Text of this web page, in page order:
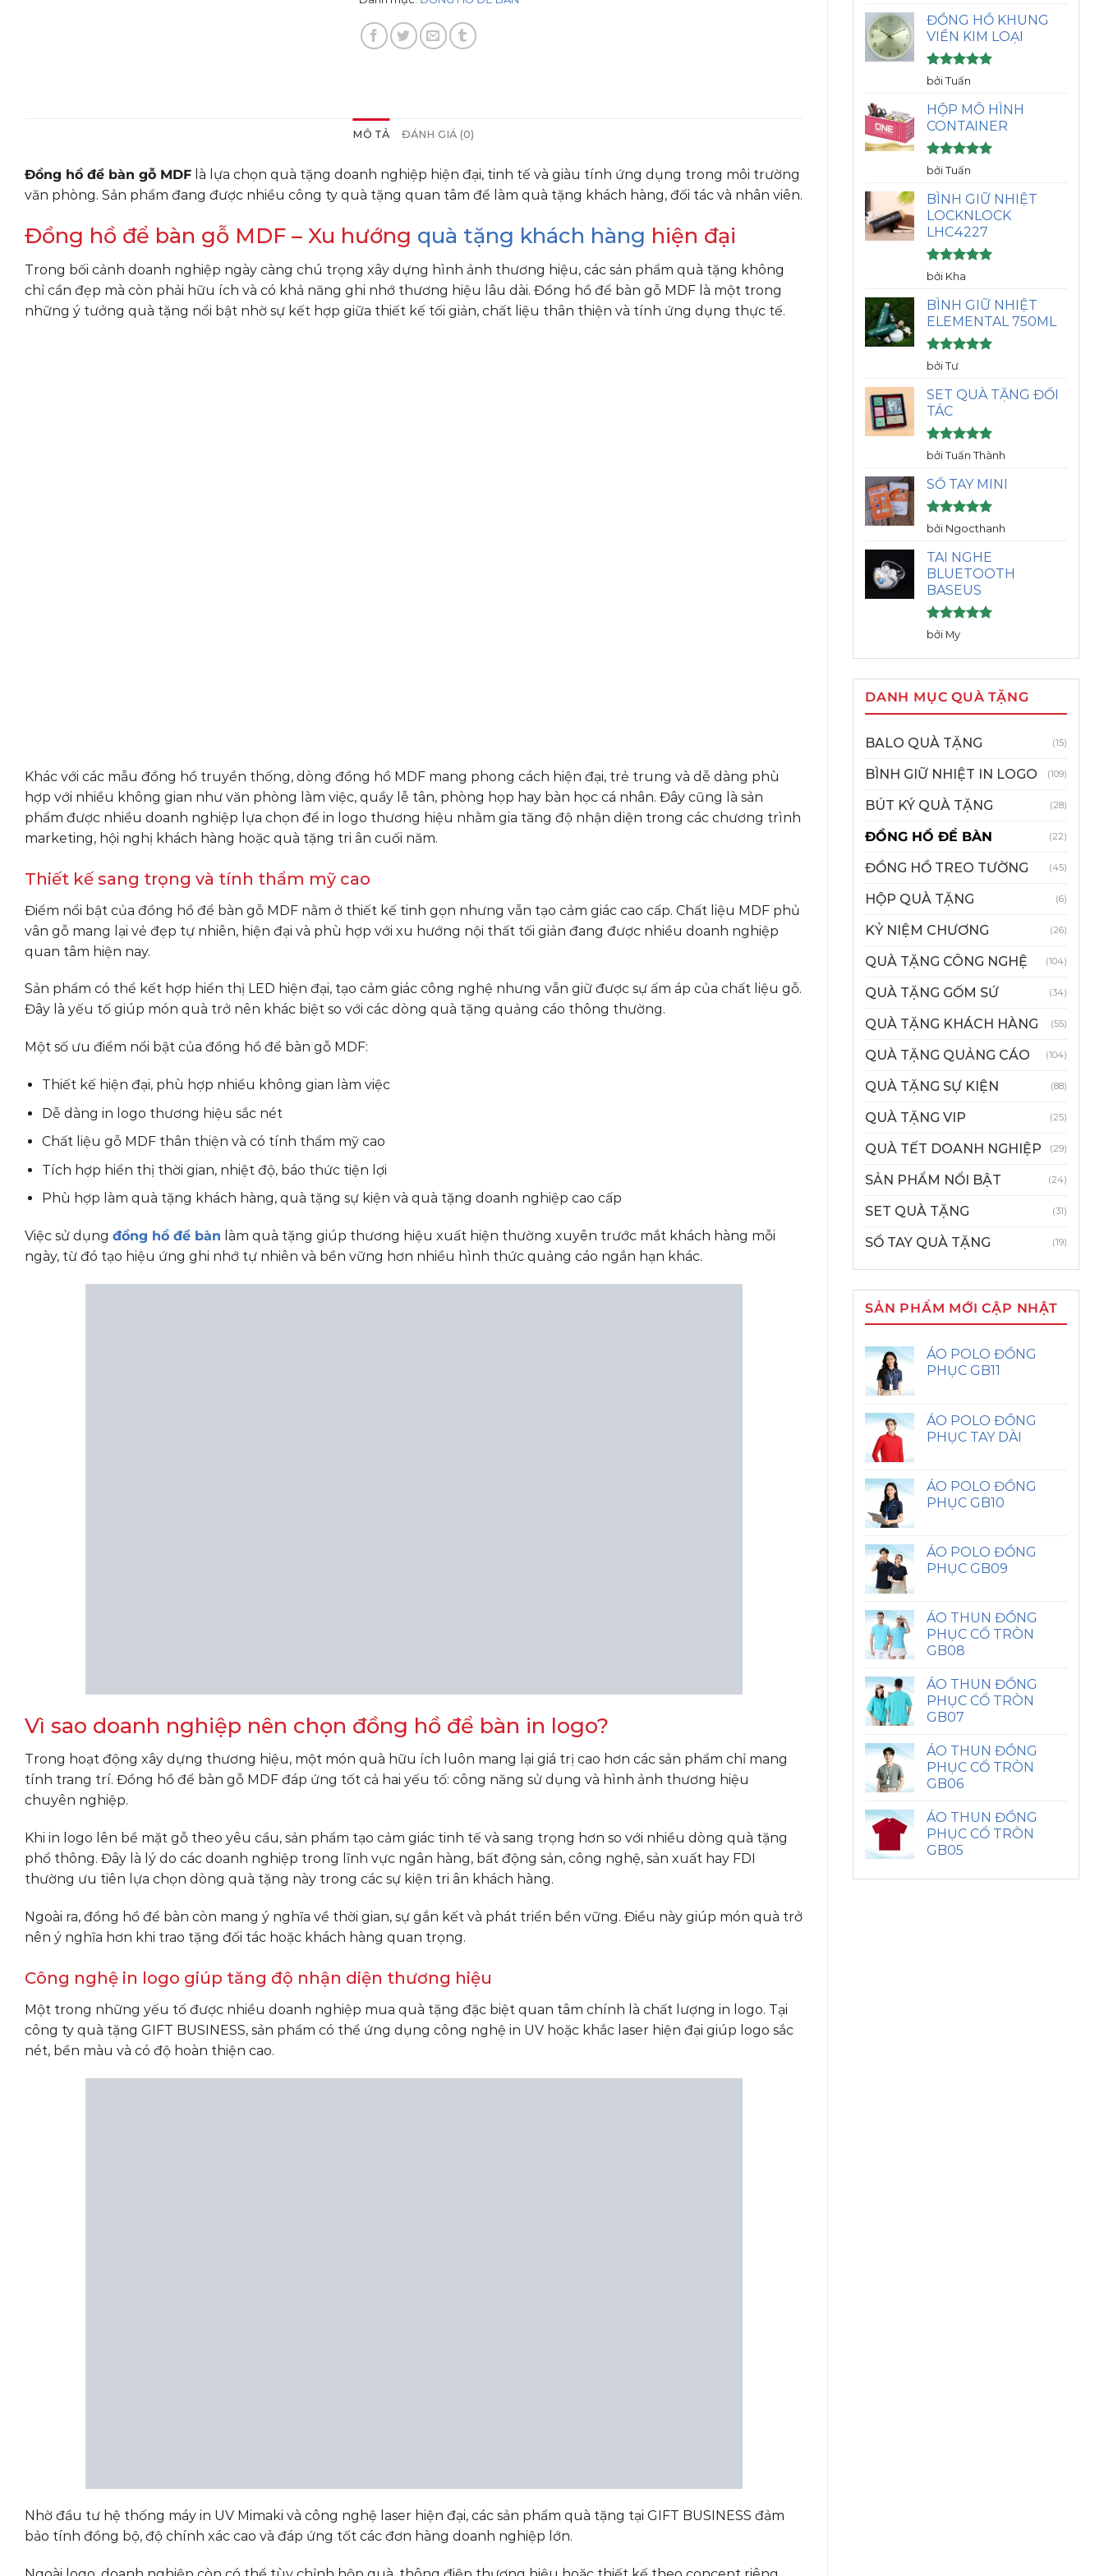
sao
ĐỒNG HỒ KHUNG
VIỀN KIM LOẠI
Được xếp
sao
bởi Tuấn
HỘP MÔ HÌNH
CONTAINER
Được xếp
sao
bởi Tuấn
BÌNH GIỮ NHIỆT
LOCKNLOCK
LHC4227
Được xếp
sao
bởi Kha
BÌNH GIỮ NHIỆT
ELEMENTAL 750ML
Được xếp
sao
bởi Tư
SET QUÀ TẶNG ĐỐI
TÁC
Được xếp
sao
bởi Tuấn Thành
SỔ TAY MINI
Được xếp
hạng5
sao
bởi Ngocthanh
TAI NGHE
BLUETOOTH
BASEUS
Được xếp
hạng
sao
bởi My
DANH MỤC QUÀ TẶNG
BALO QUÀ TẶNG (15)
BÌNH GIỮ NHIỆT IN LOGO (109)
BÚT KÝ QUÀ TẶNG (28)
ĐỒNG HỒ ĐỂ BÀN (22)
ĐỒNG HỒ TREO TƯỜNG (45)
HỘP QUÀ TẶNG (6)
KỶ NIỆM CHƯƠNG (26)
QUÀ TẶNG CÔNG NGHỆ (104)
QUÀ TẶNG GỐM SỨ (34)
QUÀ TẶNG KHÁCH HÀNG (55)
QUÀ TẶNG QUẢNG CÁO (104)
QUÀ TẶNG SỰ KIỆN (88)
QUÀ TẶNG VIP (25)
QUÀ TẾT DOANH NGHIỆP (29)
SẢN PHẨM NỔI BẬT (24)
SET QUÀ TẶNG (31)
SỔ TAY QUÀ TẶNG (19)
SẢN PHẨM MỚI CẬP NHẬT
ÁO POLO ĐỒNG
PHỤC GB11
ÁO POLO ĐỒNG
PHỤC TAY DÀI
ÁO POLO ĐỒNG
PHỤC GB10
ÁO POLO ĐỒNG
PHỤC GB09
ÁO THUN ĐỒNG
PHỤC CỔ TRÒN
GB08
ÁO THUN ĐỒNG
PHỤC CỔ TRÒN
GB07
ÁO THUN ĐỒNG
PHỤC CỔ TRÒN
GB06
ÁO THUN ĐỒNG
PHỤC CỔ TRÒN
GB05
MÔ TẢ ĐÁNH GIÁ (0)
Đồng hồ để bàn gỗ MDF là lựa chọn quà tặng doanh nghiệp hiện đại, tinh tế và giàu tính ứng dụng trong môi trường
văn phòng. Sản phẩm đang được nhiều công ty quà tặng quan tâm để làm quà tặng khách hàng, đối tác và nhân viên.
Đồng hồ để bàn gỗ MDF – Xu hướng quà tặng khách hàng hiện đại
Trong bối cảnh doanh nghiệp ngày càng chú trọng xây dựng hình ảnh thương hiệu, các sản phẩm quà tặng không
chỉ cần đẹp mà còn phải hữu ích và có khả năng ghi nhớ thương hiệu lâu dài. Đồng hồ để bàn gỗ MDF là một trong
những ý tưởng quà tặng nổi bật nhờ sự kết hợp giữa thiết kế tối giản, chất liệu thân thiện và tính ứng dụng thực tế.
Khác với các mẫu đồng hồ truyền thống, dòng đồng hồ MDF mang phong cách hiện đại, trẻ trung và dễ dàng phù
hợp với nhiều không gian như văn phòng làm việc, quầy lễ tân, phòng họp hay bàn học cá nhân. Đây cũng là sản
phẩm được nhiều doanh nghiệp lựa chọn để in logo thương hiệu nhằm gia tăng độ nhận diện trong các chương trình
marketing, hội nghị khách hàng hoặc quà tặng tri ân cuối năm.
Thiết kế sang trọng và tính thẩm mỹ cao
Điểm nổi bật của đồng hồ để bàn gỗ MDF nằm ở thiết kế tinh gọn nhưng vẫn tạo cảm giác cao cấp. Chất liệu MDF phủ
vân gỗ mang lại vẻ đẹp tự nhiên, hiện đại và phù hợp với xu hướng nội thất tối giản đang được nhiều doanh nghiệp
quan tâm hiện nay.
Sản phẩm có thể kết hợp hiển thị LED hiện đại, tạo cảm giác công nghệ nhưng vẫn giữ được sự ấm áp của chất liệu gỗ.
Đây là yếu tố giúp món quà trở nên khác biệt so với các dòng quà tặng quảng cáo thông thường.
Một số ưu điểm nổi bật của đồng hồ để bàn gỗ MDF:
Thiết kế hiện đại, phù hợp nhiều không gian làm việc
Dễ dàng in logo thương hiệu sắc nét
Chất liệu gỗ MDF thân thiện và có tính thẩm mỹ cao
Tích hợp hiển thị thời gian, nhiệt độ, báo thức tiện lợi
Phù hợp làm quà tặng khách hàng, quà tặng sự kiện và quà tặng doanh nghiệp cao cấp
Việc sử dụng đồng hồ để bàn làm quà tặng giúp thương hiệu xuất hiện thường xuyên trước mắt khách hàng mỗi
ngày, từ đó tạo hiệu ứng ghi nhớ tự nhiên và bền vững hơn nhiều hình thức quảng cáo ngắn hạn khác.
Vì sao doanh nghiệp nên chọn đồng hồ để bàn in logo?
Trong hoạt động xây dựng thương hiệu, một món quà hữu ích luôn mang lại giá trị cao hơn các sản phẩm chỉ mang
tính trang trí. Đồng hồ để bàn gỗ MDF đáp ứng tốt cả hai yếu tố: công năng sử dụng và hình ảnh thương hiệu
chuyên nghiệp.
Khi in logo lên bề mặt gỗ theo yêu cầu, sản phẩm tạo cảm giác tinh tế và sang trọng hơn so với nhiều dòng quà tặng
phổ thông. Đây là lý do các doanh nghiệp trong lĩnh vực ngân hàng, bất động sản, công nghệ, sản xuất hay FDI
thường ưu tiên lựa chọn dòng quà tặng này trong các sự kiện tri ân khách hàng.
Ngoài ra, đồng hồ để bàn còn mang ý nghĩa về thời gian, sự gắn kết và phát triển bền vững. Điều này giúp món quà trở
nên ý nghĩa hơn khi trao tặng đối tác hoặc khách hàng quan trọng.
Công nghệ in logo giúp tăng độ nhận diện thương hiệu
Một trong những yếu tố được nhiều doanh nghiệp mua quà tặng đặc biệt quan tâm chính là chất lượng in logo. Tại
công ty quà tặng GIFT BUSINESS, sản phẩm có thể ứng dụng công nghệ in UV hoặc khắc laser hiện đại giúp logo sắc
nét, bền màu và có độ hoàn thiện cao.
Nhờ đầu tư hệ thống máy in UV Mimaki và công nghệ laser hiện đại, các sản phẩm quà tặng tại GIFT BUSINESS đảm
bảo tính đồng bộ, độ chính xác cao và đáp ứng tốt các đơn hàng doanh nghiệp lớn.